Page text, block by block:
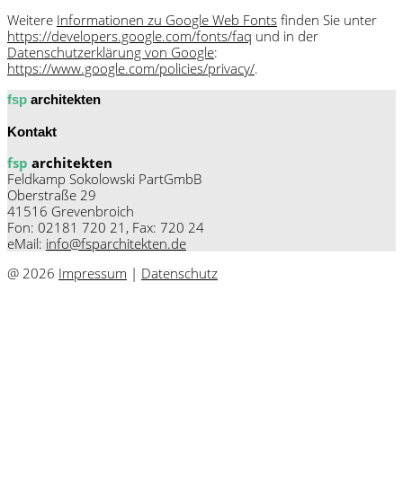
Weitere Informationen zu Google Web Fonts finden Sie unter
https://developers.google.com/fonts/faq und in der
Datenschutzerklärung von Google:
https://www.google.com/policies/privacy/.
fsp architekten
Kontakt
fsp architekten
Feldkamp Sokolowski PartGmbB
Oberstraße 29
41516 Grevenbroich
Fon: 02181 720 21, Fax: 720 24
eMail: info@fsparchitekten.de
@ 2026 Impressum | Datenschutz